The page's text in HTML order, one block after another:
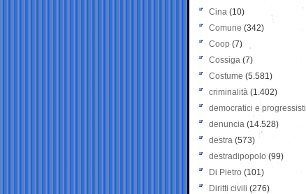
Cina (10)
Comune (342)
Coop (7)
Cossiga (7)
Costume (5.581)
criminalità (1.402)
democratici e progressisti
denuncia (14.528)
destra (573)
destradipopolo (99)
Di Pietro (101)
Diritti civili (276)